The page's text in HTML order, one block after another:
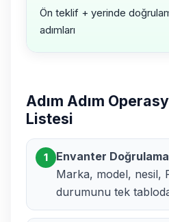
Ön teklif + yerinde
adımları
Adım Adım
Listesi
1
Envanter Doğrulama
Marka, model, nesil,
durumunu tek